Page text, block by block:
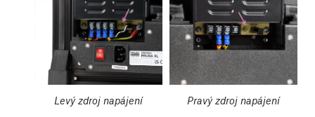
Levý zdroj napájení Pravý zdroj napájení